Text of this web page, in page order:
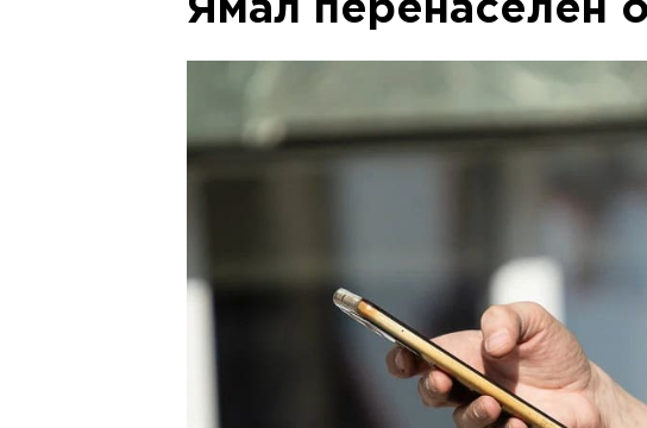
Ямал перенаселен